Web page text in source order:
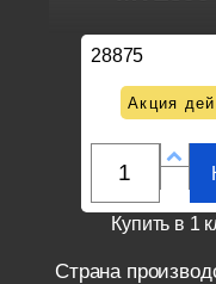
28875
Акция
Купить в 1
Страна